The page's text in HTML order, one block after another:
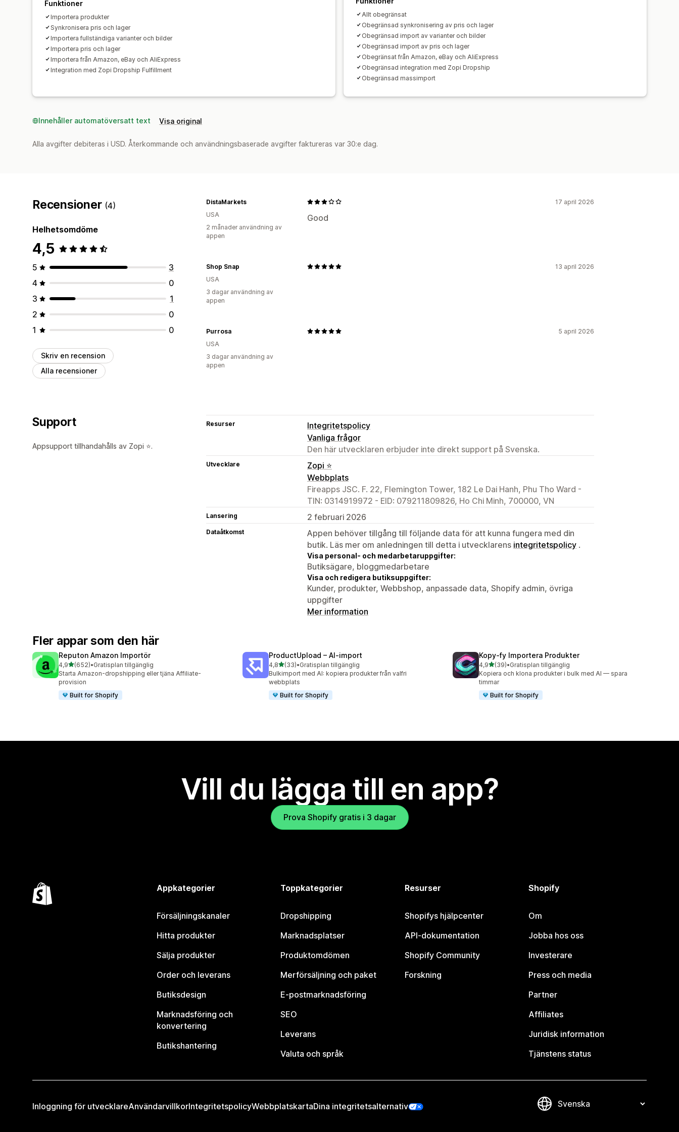
Funktioner
Importera produkter
Synkronisera pris och lager
Importera fullständiga varianter och bilder
Importera pris och lager
Importera från Amazon, eBay och AliExpress
Integration med Zopi Dropship Fulfillment
Allt obegränsat
Obegränsad synkronisering av pris och lager
Obegränsad import av varianter och bilder
Obegränsad import av pris och lager
Obegränsat från Amazon, eBay och AliExpress
Obegränsad integration med Zopi Dropship
Obegränsad massimport
Innehåller automatöversatt text Visa original
Alla avgifter debiteras i USD. Återkommande och användningsbaserade avgifter faktureras var 30:e dag.
Recensioner (4)
Helhetsomdöme
4,5
5
3
4
0
3
1
2
0
1
0
Skriv en recension
Alla recensioner
17 april 2026
Good
DistaMarkets
USA
2 månader användning av
appen
13 april 2026
Shop Snap
USA
3 dagar användning av
appen
5 april 2026
Purrosa
USA
3 dagar användning av
appen
Support
Appsupport tillhandahålls av Zopi ⭐.
Resurser
Integritetspolicy
Vanliga frågor
Den här utvecklaren erbjuder inte direkt support på Svenska.
Utvecklare
Zopi ⭐
Webbplats
Fireapps JSC. F. 22, Flemington Tower, 182 Le Dai Hanh, Phu Tho Ward -
TIN: 0314919972 - EID: 079211809826, Ho Chi Minh, 700000, VN
Lansering 2 februari 2026
Dataåtkomst
Appen behöver tillgång till följande data för att kunna fungera med din
butik. Läs mer om anledningen till detta i utvecklarens integritetspolicy .
Visa personal- och medarbetaruppgifter:
Butiksägare, bloggmedarbetare
Visa och redigera butiksuppgifter:
Kunder, produkter, Webbshop, anpassade data, Shopify admin, övriga
uppgifter
Mer information
Fler appar som den här
Reputon Amazon Importör
4,9av 5 stjärnor
(652)
652 recensioner totalt
•Gratisplan tillgänglig
Starta Amazon-dropshipping eller tjäna Affiliate-
provision
Built for Shopify
ProductUpload – AI‑import
4,8av 5 stjärnor
(33)
33 recensioner totalt
•Gratisplan tillgänglig
Bulkimport med AI: kopiera produkter från valfri
webbplats
Built for Shopify
Kopy‑fy Importera Produkter
4,9av 5 stjärnor
(39)
39 recensioner totalt
•Gratisplan tillgänglig
Kopiera och klona produkter i bulk med AI — spara
timmar
Built for Shopify
Vill du lägga till en app?
Prova Shopify gratis i 3 dagar
Appkategorier
Försäljningskanaler
Hitta produkter
Sälja produkter
Order och leverans
Butiksdesign
Marknadsföring och
konvertering
Butikshantering
Toppkategorier
Dropshipping
Marknadsplatser
Produktomdömen
Merförsäljning och paket
E-postmarknadsföring
SEO
Leverans
Valuta och språk
Resurser
Shopifys hjälpcenter
API-dokumentation
Shopify Community
Forskning
Shopify
Om
Jobba hos oss
Investerare
Press och media
Partner
Affiliates
Juridisk information
Tjänstens status
Inloggning för utvecklareAnvändarvillkorIntegritetspolicyWebbplatskartaDina integritetsalternativ